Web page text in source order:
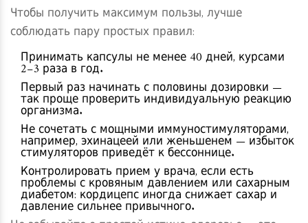
Чтобы получить максимум пользы, лучше
соблюдать пару простых правил:
Принимать капсулы не менее 40 дней, курсами
2–3 раза в год.
Первый раз начинать с половины дозировки —
так проще проверить индивидуальную реакцию
организма.
Не сочетать с мощными иммуностимуляторами,
например, эхинацеей или женьшенем — избыток
стимуляторов приведёт к бессоннице.
Контролировать прием у врача, если есть
проблемы с кровяным давлением или сахарным
диабетом: кордицепс иногда снижает сахар и
давление сильнее привычного.